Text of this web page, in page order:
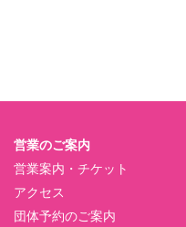
営業のご案内
営業案内・チケット
アクセス
団体予約のご案内